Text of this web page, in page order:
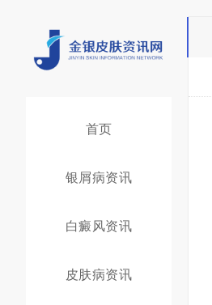
首页
银屑病资讯
白癜风资讯
皮肤病资讯